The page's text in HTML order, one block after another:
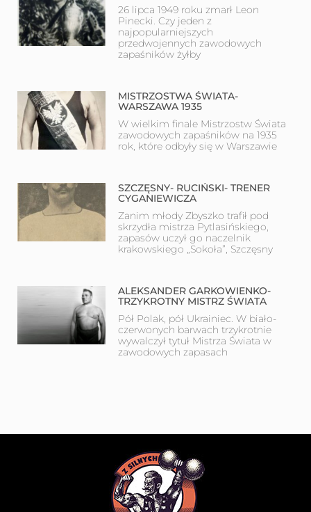
26 lipca 1949 roku zmarł Leon
Pinecki. Czy jeden z
najpopularniejszych
przedwojennych zawodowych
zapaśników żyłby
MISTRZOSTWA ŚWIATA-
WARSZAWA 1935
W wielkim finale Mistrzostw Świata
zawodowych zapaśników na 1935
rok, które odbyły się w Warszawie
SZCZĘSNY- RUCIŃSKI- TRENER
CYGANIEWICZA
Zanim młody Zbyszko trafił pod
skrzydła mistrza Pytlasińskiego,
zapasów uczył go naczelnik
krakowskiego „Sokoła”, Szczęsny
ALEKSANDER GARKOWIENKO-
TRZYKROTNY MISTRZ ŚWIATA
Pół Polak, pół Ukrainiec. W biało-
czerwonych barwach trzykrotnie
wywalczył tytuł Mistrza Świata w
zawodowych zapasach